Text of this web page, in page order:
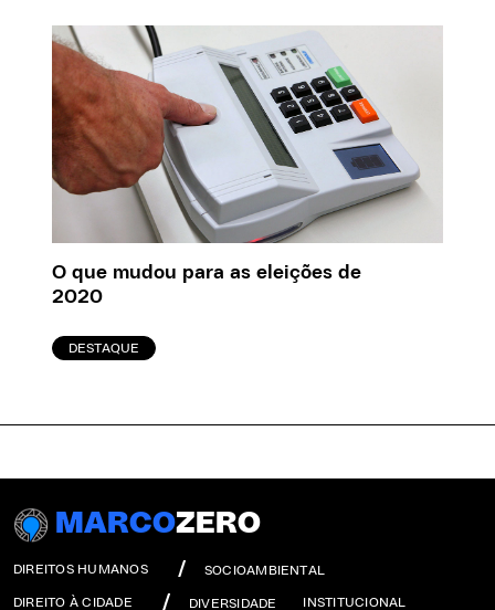
O que mudou para as eleições de
2020
DESTAQUE
MARCOZERO
DIREITOS HUMANOS SOCIOAMBIENTAL
DIREITO À CIDADE DIVERSIDADE INSTITUCIONAL